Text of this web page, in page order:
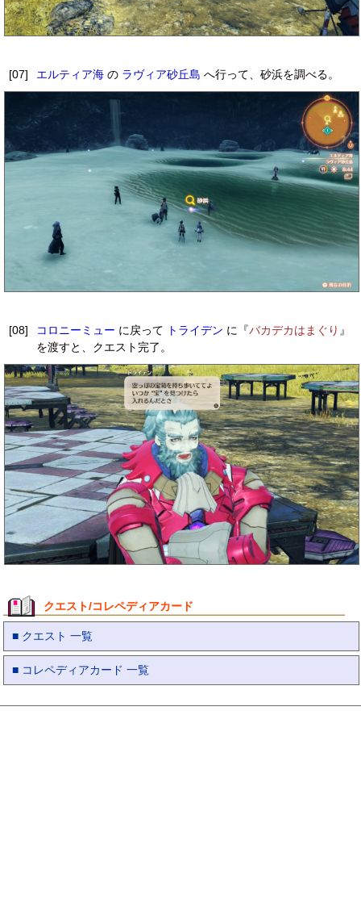
[07] エルティア海の ラヴィア砂丘島 へ行って、砂浜を調べる。
[08] コロニーミュー に戻って トライデン に『バカデカはまぐり 』
を渡すと、クエスト完了。
クエスト/コレペディアカード
■ クエスト 一覧
■ コレペディアカード 一覧